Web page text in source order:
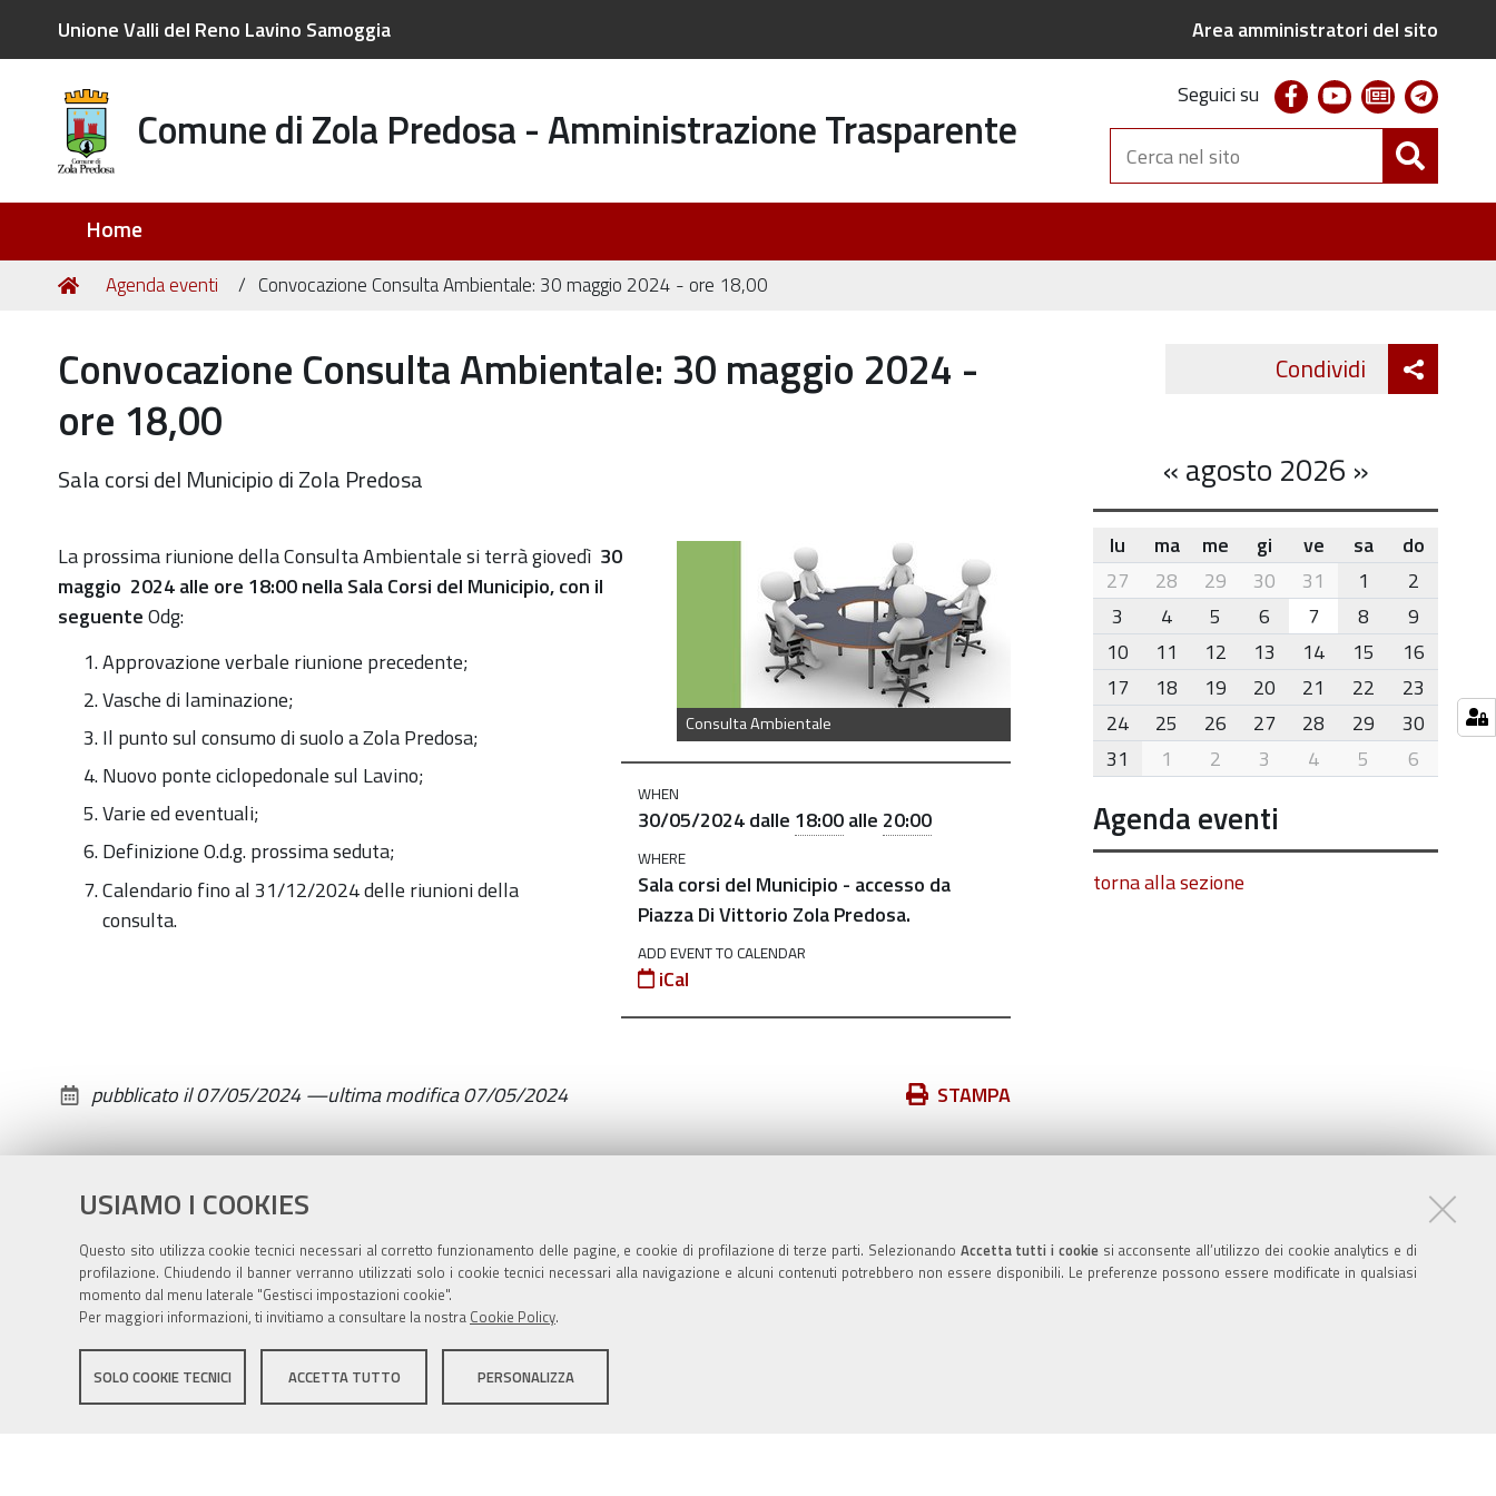
USIAMO I COOKIES
Questo sito utilizza cookie tecnici necessari al corretto funzionamento delle pagine, e cookie di profilazione di terze parti. Selezionando Accetta tutti i cookiesi acconsente all’utilizzo dei cookie analytics e di
profilazione. Chiudendo il banner verranno utilizzati solo i cookie tecnici necessari alla navigazione e alcuni contenuti potrebbero non essere disponibili. Le preferenze possono essere modificate in qualsiasi
momento dal menu laterale "Gestisci impostazioni cookie".
Per maggiori informazioni, ti invitiamo a consultare la nostra Cookie Policy.
SOLO COOKIE TECNICI ACCETTA TUTTO PERSONALIZZA
Unione Valli del Reno Lavino Samoggia Area amministratori del sito
Comune di Zola Predosa - Amministrazione Trasparente
Seguici su facebookyoutubenewsletter
Cerca
nel
sito
Home
Tu
Home
Agenda eventi Convocazione Consulta Ambientale: 30 maggio 2024 - ore 18,00
Convocazione Consulta Ambientale: 30 maggio 2024 -
ore 18,00
Sala corsi del Municipio di Zola Predosa
Consulta Ambientale
https://old.comune.zolapredosa.bo.it/events/consulta-
ambientale-
30-
2024
Convocazione
Consulta
Ambientale:
2024
2024-
30T20:00:00+02:00
Sala
corsi
del
Municipio
Predosa
WHEN
30/05/2024dalle 18:00alle 20:00
WHERE
Sala corsi del Municipio - accesso da
Piazza Di Vittorio Zola Predosa.
ADD EVENT TO CALENDAR
iCal
La prossima riunione della Consulta Ambientale si terrà giovedì 30
maggio 2024 alle ore 18:00 nella Sala Corsi del Municipio, con il
seguenteOdg:
Approvazione verbale riunione precedente;
Vasche di laminazione;
Il punto sul consumo di suolo a Zola Predosa;
Nuovo ponte ciclopedonale sul Lavino;
Varie ed eventuali;
Definizione O.d.g. prossima seduta;
Calendario fino al 31/12/2024 delle riunioni della
consulta.
Azioni
documento
STAMPA
pubblicato il07/05/2024—ultima modifica07/05/2024
Condividi Twitter
«agosto 2026 »
month-
8
lu ma me gi ve sa
do
27
28 29 30 31 1
2
3
4 5 6 7 8
9
10
11 12 13 14 15
16
17
18 19 20 21 22
23
24
25 26 27 28 29
30
31
1 2 3 4 5 6
Agenda eventi
torna alla sezione
Sito istituzionale Comune di Zola Predosa